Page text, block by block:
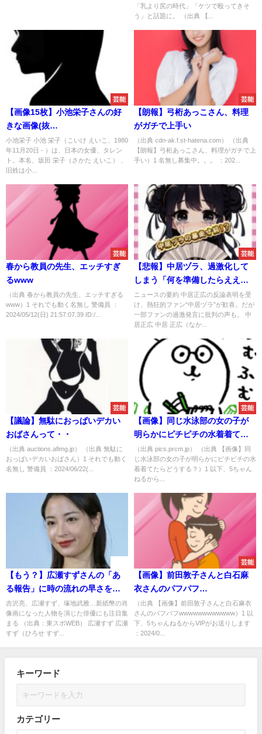
「乳より尻の時代」「ケツで殴ってきそ
う」と話題に。 （出典 【...
芸能
【画像15枚】小池栄子さんの好
きな画像(抜
粋)wwwwwwwwwwwwwwwwwwwwww
小池栄子 小池 栄子（こいけ えいこ、1980
年11月20日 - ）は、日本の女優、タレン
ト。本名、坂田 栄子（さかた えいこ） 、
旧姓は小...
芸能
【朗報】弓桁あっこさん、料理
がガチで上手い
（出典 cdn-ak.f.st-hatena.com） （出典
【朗報】弓桁あっこさん、料理がガチで上
手い）1 名無し募集中。。。 ：202...
芸能
春から教員の先生、エッチすぎ
るwww
（出典 春から教員の先生、エッチすぎる
www）1 それでも動く名無し 警備員 ：
2024/05/12(日) 21:57:07.39 ID:/...
芸能
【悲報】中居ヅラ、過激化して
しまう「何を準備したらええん
や」
ニュースの要約 中居正広の反論表明を受
け、熱狂的ファン“中居ヅラ”が歓喜。だが
一部ファンの過激発言に批判の声も。 中
居正広 中居 正広（なか...
芸能
【議論】無駄におっぱいデカい
おばさんって・・
（出典 auctions.afimg.jp） （出典 無駄に
おっぱいデカいおばさん）1 それでも動く
名無し 警備員 ：2024/06/22(...
芸能
【画像】同じ水泳部の女の子が
明らかにピチピチの水着着てた
らどうする？
（出典 pics.prcm.jp） （出典 【画像】同
じ水泳部の女の子が明らかにピチピチの水
着着てたらどうする？）1 以下、5ちゃん
ねるから...
【もう？】広瀬すずさんの「あ
る報告」に時の流れの早さを感
じることに
吉沢亮、広瀬すず、塚地武雅…新紙幣の肖
像画になった人物を演じた俳優にも注目集
まる （出典：東スポWEB） 広瀬すず 広瀬
すず（ひろせ すず...
芸能
【画像】前田敦子さんと白石麻
衣さんのパフパフ
wwwwwwwwwwww
（出典 【画像】前田敦子さんと白石麻衣
さんのパフパフwwwwwwwwwwww）1 以
下、5ちゃんねるからVIPがお送りします
：2024/0...
キーワード
カテゴリー